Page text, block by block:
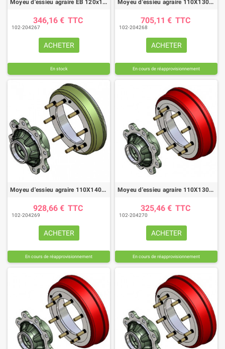
Moyeu d'essieu agraire EB 120x125, 808 MF tambour Ø350X60
346,16 € TTC
102-204267
ACHETER
En stock
Moyeu d'essieu agraire 110X130, 8008 FF tambour Ø350X60
705,11 € TTC
102-204268
ACHETER
En cours de réapprovisionnement
Moyeu d'essieu agraire 110X140, 9008 FF tambour Ø350X60
928,66 € TTC
102-204269
ACHETER
En cours de réapprovisionnement
Moyeu d'essieu agraire 110X130, 8008 FF tambour Ø400X80
325,46 € TTC
102-204270
ACHETER
En cours de réapprovisionnement